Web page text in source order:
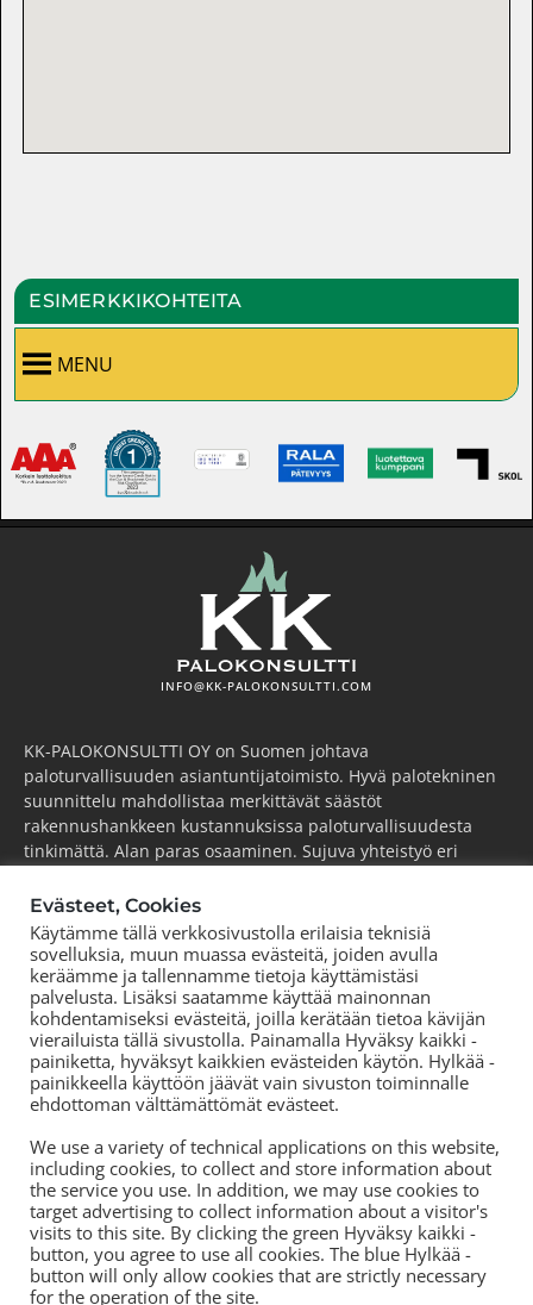
ESIMERKKIKOHTEITA
MENU
INFO@KK-PALOKONSULTTI.COM
KK-PALOKONSULTTI OY on Suomen johtava
paloturvallisuuden asiantuntijatoimisto. Hyvä palotekninen
suunnittelu mahdollistaa merkittävät säästöt
rakennushankkeen kustannuksissa paloturvallisuudesta
tinkimättä. Alan paras osaaminen. Sujuva yhteistyö eri
kehitämme ja viemme alaa aktiivisesti eteenpäin.
ESPOO(pääkonttori)
Puh.+358 44 752 0777
KOUVOLA
Puh.+358 44 752 0777
TORNIO
Puh.+358 50 572 8978
TAMPERE
Puh.
+358 44 700 3239
Evästeet, Cookies
Käytämme tällä verkkosivustolla erilaisia teknisiä
sovelluksia, muun muassa evästeitä, joiden avulla
keräämme ja tallennamme tietoja käyttämistäsi
palvelusta. Lisäksi saatamme käyttää mainonnan
kohdentamiseksi evästeitä, joilla kerätään tietoa kävijän
vierailuista tällä sivustolla. Painamalla Hyväksy kaikki -
painiketta, hyväksyt kaikkien evästeiden käytön. Hylkää -
painikkeella käyttöön jäävät vain sivuston toiminnalle
ehdottoman välttämättömät evästeet.
We use a variety of technical applications on this website,
including cookies, to collect and store information about
the service you use. In addition, we may use cookies to
target advertising to collect information about a visitor's
visits to this site. By clicking the green Hyväksy kaikki -
button, you agree to use all cookies. The blue Hylkää -
button will only allow cookies that are strictly necessary
for the operation of the site.